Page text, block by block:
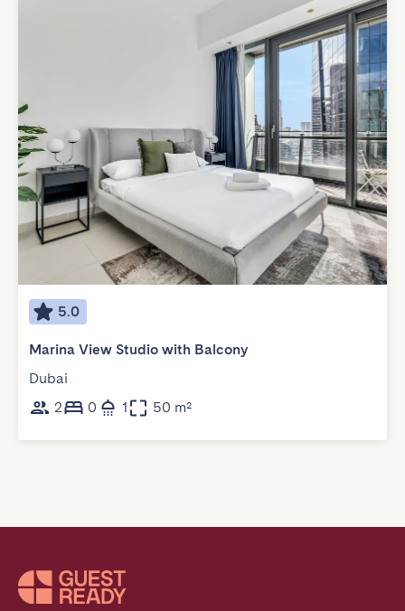
5.0
Marina View Studio with Balcony
Dubai
2
0 1 50 m²